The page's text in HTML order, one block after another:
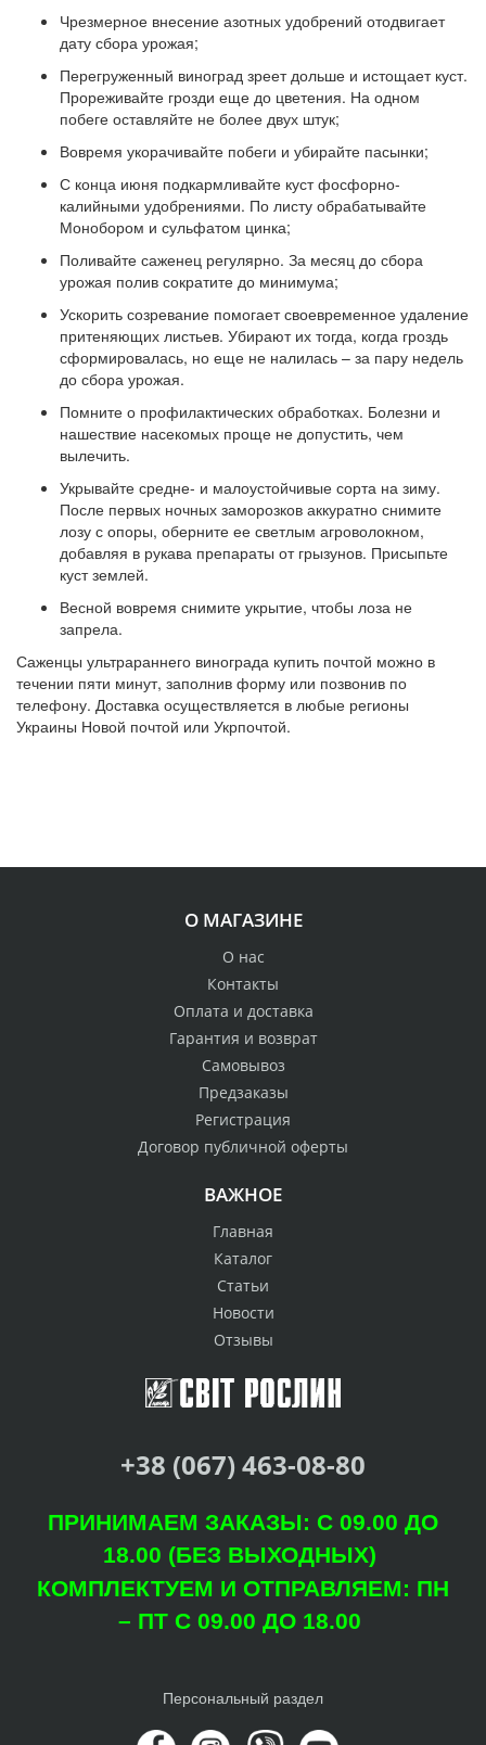
Чрезмерное внесение азотных удобрений отодвигает
дату сбора урожая;
Перегруженный виноград зреет дольше и истощает куст.
Прореживайте грозди еще до цветения. На одном
побеге оставляйте не более двух штук;
Вовремя укорачивайте побеги и убирайте пасынки;
С конца июня подкармливайте куст фосфорно-
калийными удобрениями. По листу обрабатывайте
Монобором и сульфатом цинка;
Поливайте саженец регулярно. За месяц до сбора
урожая полив сократите до минимума;
Ускорить созревание помогает своевременное удаление
притеняющих листьев. Убирают их тогда, когда гроздь
сформировалась, но еще не налилась – за пару недель
до сбора урожая.
Помните о профилактических обработках. Болезни и
нашествие насекомых проще не допустить, чем
вылечить.
Укрывайте средне- и малоустойчивые сорта на зиму.
После первых ночных заморозков аккуратно снимите
лозу с опоры, оберните ее светлым агроволокном,
добавляя в рукава препараты от грызунов. Присыпьте
куст землей.
Весной вовремя снимите укрытие, чтобы лоза не
запрела.
Саженцы ультрараннего винограда купить почтой можно в
течении пяти минут, заполнив форму или позвонив по
телефону. Доставка осуществляется в любые регионы
Украины Новой почтой или Укрпочтой.
О МАГАЗИНЕ
О нас
Контакты
Оплата и доставка
Гарантия и возврат
Самовывоз
Предзаказы
Регистрация
Договор публичной оферты
ВАЖНОЕ
Главная
Каталог
Статьи
Новости
Отзывы
+38 (067) 463-08-80
ПРИНИМАЕМ ЗАКАЗЫ: С 09.00 ДО
18.00 (БЕЗ ВЫХОДНЫХ)
КОМПЛЕКТУЕМ И ОТПРАВЛЯЕМ: ПН
– ПТ С 09.00 ДО 18.00
Персональный раздел